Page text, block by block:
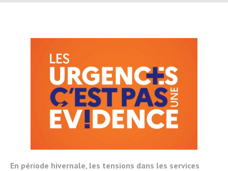
En période hivernale, les tensions dans les services